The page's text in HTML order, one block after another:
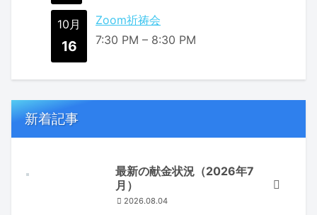
10月
16
Zoom祈祷会
7:30 PM – 8:30 PM
新着記事
最新の献金状況（2026年7
月）
2026.08.04